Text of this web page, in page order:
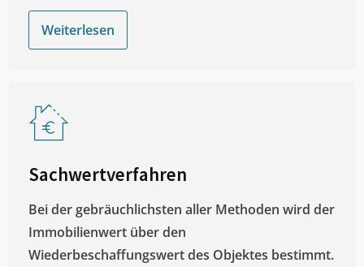
Weiterlesen
Sachwertverfahren
Bei der gebräuchlichsten aller Methoden wird der
Immobilienwert über den
Wiederbeschaffungswert des Objektes bestimmt.